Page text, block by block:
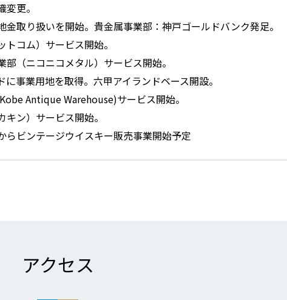
更。
取り扱いを開始。貴金属事業部：神戸ゴールドバンク発足。
コム）サービス開始。
（ニコニコメタル）サービス開始。
事業用地を取得。六甲アイランドベース開設。
Antique Warehouse)サービス開始。
ン）サービス開始。
らビンテージウイスキー販売事業開始予定
アクセス